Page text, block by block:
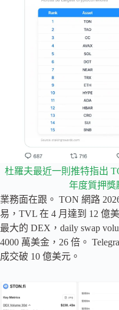
杜羅夫最近一則推特指出
年度質押獎
業務面在跟。 TON 網路
易，TVL 在 4 月達到 12 億
最大的 DEX，daily swap
4000 萬美金，26 倍。
成交破 10 億美元。